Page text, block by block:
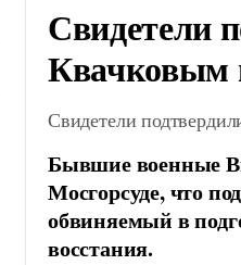
Свидетели
Квачковым
Свидетели
Бывшие военные
Мосгорсуде, что
обвиняемый в
восстания.